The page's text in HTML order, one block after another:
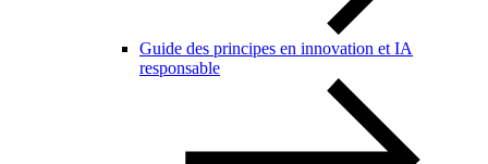
Guide des principes en innovation et IA
responsable